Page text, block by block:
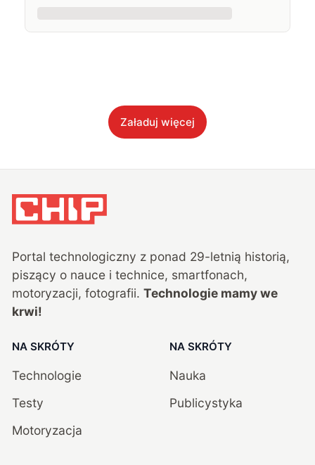
Załaduj więcej
Portal technologiczny z ponad 29-letnią historią,
piszący o nauce i technice, smartfonach,
motoryzacji, fotografii. Technologie mamy we
krwi!
NA SKRÓTY
Technologie
Testy
Motoryzacja
NA SKRÓTY
Nauka
Publicystyka